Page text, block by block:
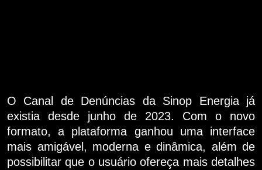
O Canal de Denúncias da Sinop Energia já
existia desde junho de 2023. Com o novo
formato, a plataforma ganhou uma interface
mais amigável, moderna e dinâmica, além de
possibilitar que o usuário ofereça mais detalhes